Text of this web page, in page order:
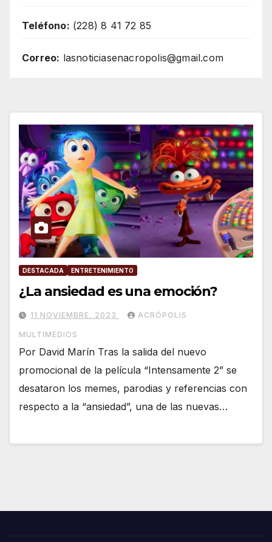
Teléfono: (228) 8 41 72 85
Correo: lasnoticiasenacropolis@gmail.com
DESTACADA ENTRETENIMIENTO
¿La ansiedad es una emoción?
11 NOVIEMBRE, 2023 ACRÓPOLIS
MULTIMEDIOS
Por David Marín Tras la salida del nuevo
promocional de la película “Intensamente 2” se
desataron los memes, parodias y referencias con
respecto a la “ansiedad”, una de las nuevas…